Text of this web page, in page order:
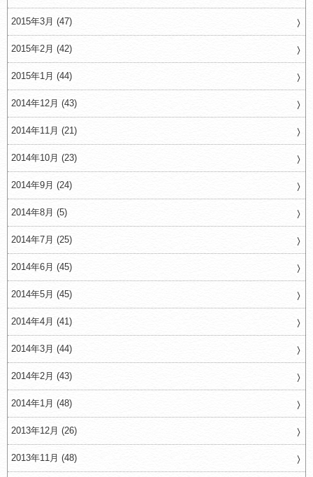
2015年3月 (47)
2015年2月 (42)
2015年1月 (44)
2014年12月 (43)
2014年11月 (21)
2014年10月 (23)
2014年9月 (24)
2014年8月 (5)
2014年7月 (25)
2014年6月 (45)
2014年5月 (45)
2014年4月 (41)
2014年3月 (44)
2014年2月 (43)
2014年1月 (48)
2013年12月 (26)
2013年11月 (48)